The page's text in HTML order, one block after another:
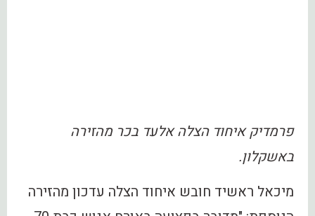
פרמדיק איחוד הצלה אלעד בכר מהזירה
באשקלון.
מיכאל ראשיד חובש איחוד הצלה עדכון מהזירה